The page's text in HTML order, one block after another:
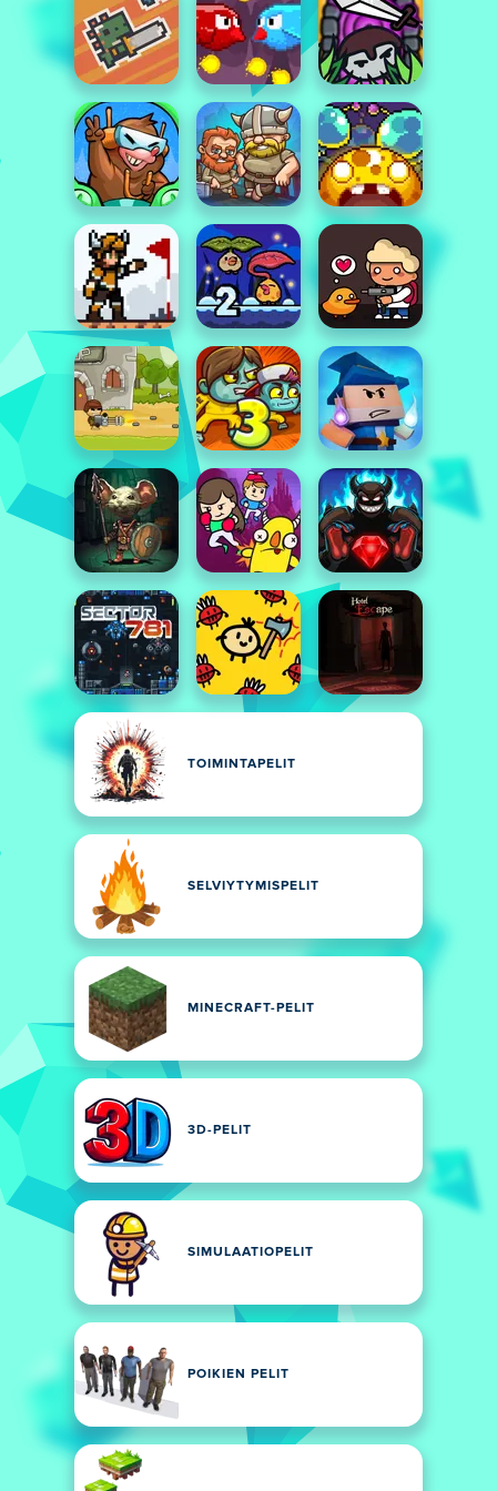
TOIMINTAPELIT
SELVIYTYMISPELIT
MINECRAFT-PELIT
3D-PELIT
SIMULAATIOPELIT
POIKIEN PELIT